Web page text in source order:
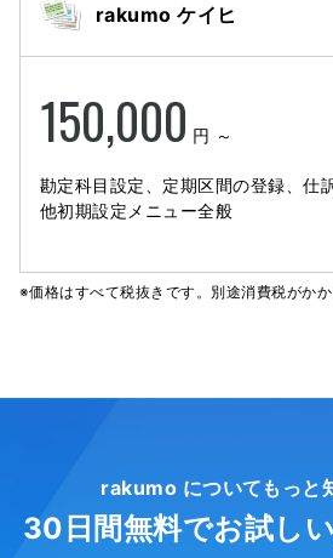
rakumo ケイヒ
150,000 円 ～
勘定科目設定、定期区間の登録、仕
他初期設定メニュー全般
※価格はすべて税抜きです。別途消費税がかか
rakumo についてもっと
30日間無料でお試し